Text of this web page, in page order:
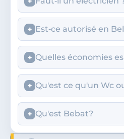
Est‑ce autorisé en
Quelles économies
Qu'est ce qu'un Wc
Qu'est Bebat?